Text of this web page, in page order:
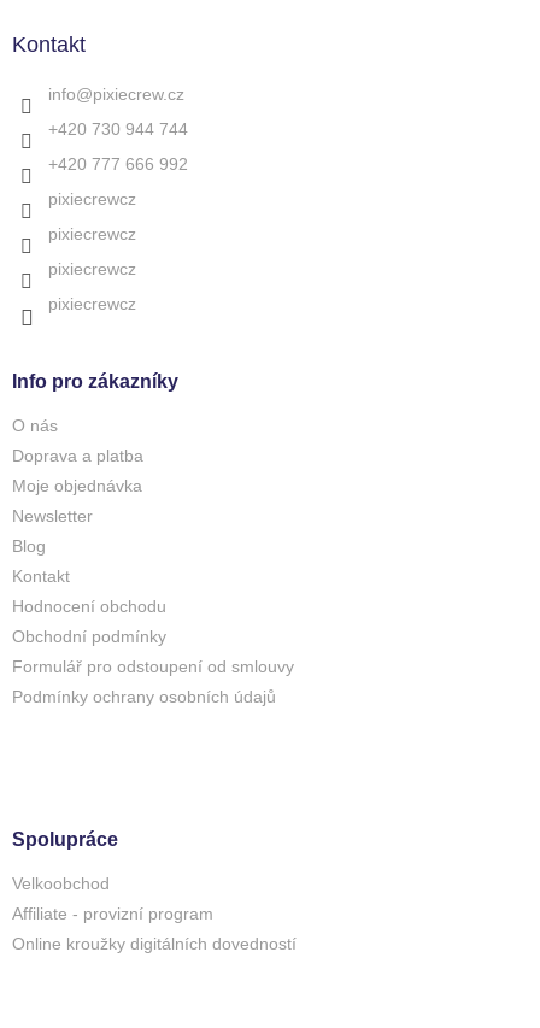
Kontakt
info@pixiecrew.cz
+420 730 944 744
+420 777 666 992
pixiecrewcz
pixiecrewcz
pixiecrewcz
pixiecrewcz
Info pro zákazníky
O nás
Doprava a platba
Moje objednávka
Newsletter
Blog
Kontakt
Hodnocení obchodu
Obchodní podmínky
Formulář pro odstoupení od smlouvy
Podmínky ochrany osobních údajů
Spolupráce
Velkoobchod
Affiliate - provizní program
Online kroužky digitálních dovedností